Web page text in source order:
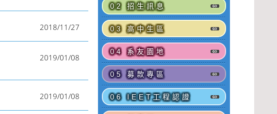
2018/11/27
2019/01/08
2019/01/08
02 招生訊息
03 高中生區
04 系友園地
05 募款專區
06 IEET工程認證